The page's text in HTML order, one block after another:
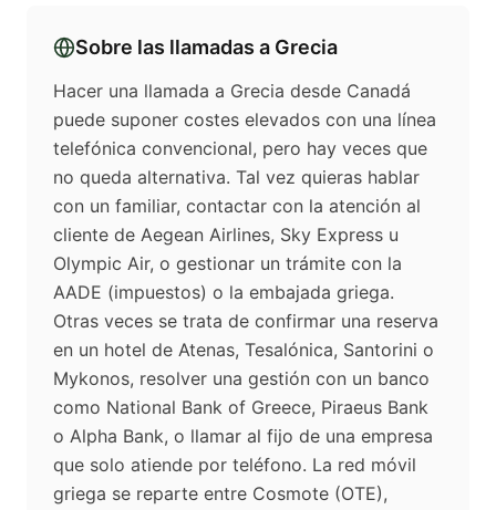
Sobre las llamadas a Grecia
Hacer una llamada a Grecia desde Canadá
puede suponer costes elevados con una línea
telefónica convencional, pero hay veces que
no queda alternativa. Tal vez quieras hablar
con un familiar, contactar con la atención al
cliente de Aegean Airlines, Sky Express u
Olympic Air, o gestionar un trámite con la
AADE (impuestos) o la embajada griega.
Otras veces se trata de confirmar una reserva
en un hotel de Atenas, Tesalónica, Santorini o
Mykonos, resolver una gestión con un banco
como National Bank of Greece, Piraeus Bank
o Alpha Bank, o llamar al fijo de una empresa
que solo atiende por teléfono. La red móvil
griega se reparte entre Cosmote (OTE),